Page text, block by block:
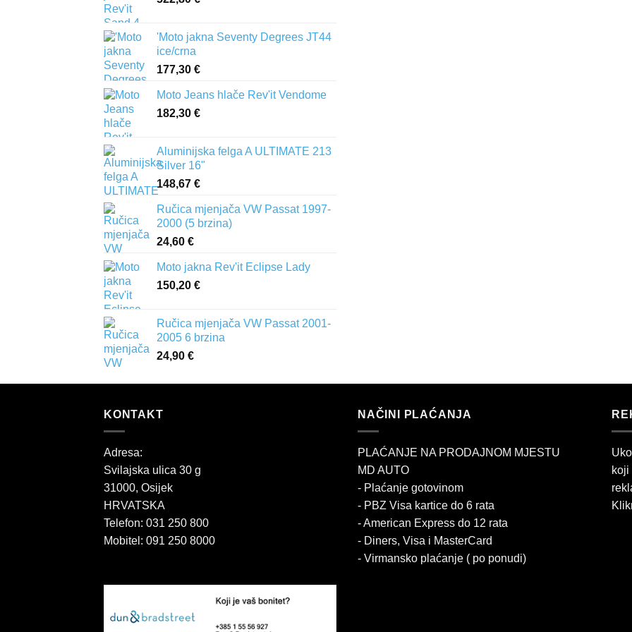
'Moto jakna Seventy Degrees JT44
ice/crna
177,30 €
Moto Jeans hlače Rev'it Vendome
182,30 €
Aluminijska felga A ULTIMATE 213
Silver 16"
148,67 €
Ručica mjenjača VW Passat 1997-
2000 (5 brzina)
24,60 €
Moto jakna Rev'it Eclipse Lady
150,20 €
Ručica mjenjača VW Passat 2001-
2005 6 brzina
24,90 €
KONTAKT
Adresa:
Svilajska ulica 30 g
31000, Osijek
HRVATSKA
Telefon: 031 250 800
Mobitel: 091 250 8000
NAČINI PLAĆANJA
PLAĆANJE NA PRODAJNOM MJESTU
MD AUTO
- Plaćanje gotovinom
- PBZ Visa kartice do 6 rata
- American Express do 12 rata
- Diners, Visa i MasterCard
- Virmansko plaćanje ( po ponudi)
koji